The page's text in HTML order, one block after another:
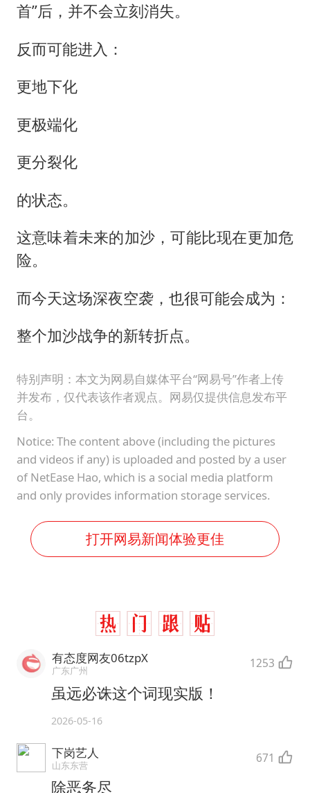
首”后，并不会立刻消失。
反而可能进入：
更地下化
更极端化
更分裂化
的状态。
这意味着未来的加沙，可能比现在更加危
险。
而今天这场深夜空袭，也很可能会成为：
整个加沙战争的新转折点。
特别声明：本文为网易自媒体平台“网易号”作者上传
并发布，仅代表该作者观点。网易仅提供信息发布平
台。
Notice: The content above (including the pictures
and videos if any) is uploaded and posted by a user
of NetEase Hao, which is a social media platform
and only provides information storage services.
打开网易新闻体验更佳
有态度网友06tzpX
广东广州 1253
虽远必诛这个词现实版！
2026-05-16
下岗艺人
山东东营 671
除恶务尽